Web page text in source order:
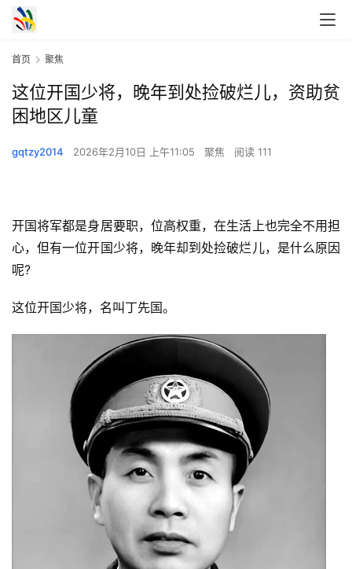
首页 聚焦
这位开国少将，晚年到处捡破烂儿，资助贫
困地区儿童
gqtzy2014 2026年2月10日 上午11:05 聚焦 阅读 111
开国将军都是身居要职，位高权重，在生活上也完全不用担
心，但有一位开国少将，晚年却到处捡破烂儿，是什么原因
呢?
这位开国少将，名叫丁先国。